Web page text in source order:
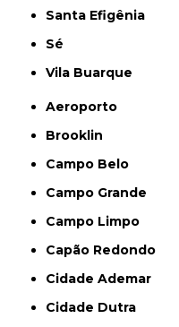
Santa Efigênia
Sé
Vila Buarque
Aeroporto
Brooklin
Campo Belo
Campo Grande
Campo Limpo
Capão Redondo
Cidade Ademar
Cidade Dutra